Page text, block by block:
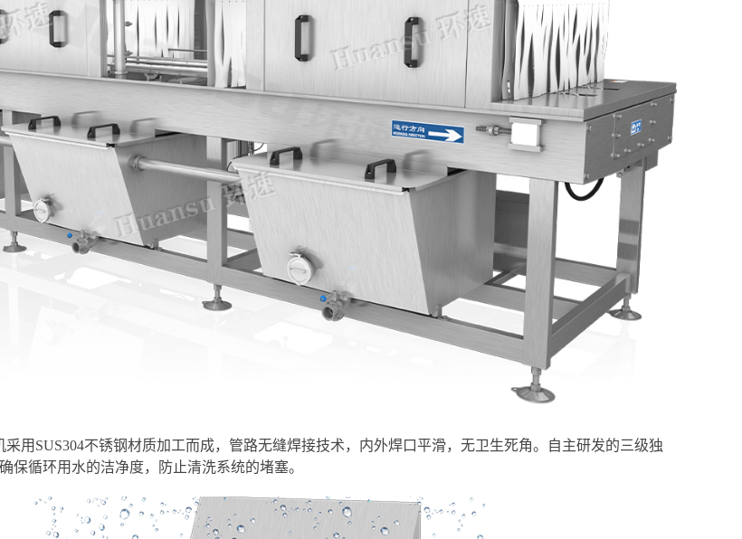
采用SUS304不锈钢材质加工而成，管路无缝焊接技术，内外焊口平滑，无卫生死角。自主研发的三级独
保循环用水的洁净度，防止清洗系统的堵塞。